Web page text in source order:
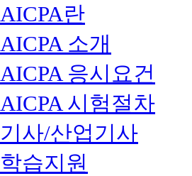
AICPA란
AICPA 소개
AICPA 응시요건
AICPA 시험절차
기사/산업기사
학습지원